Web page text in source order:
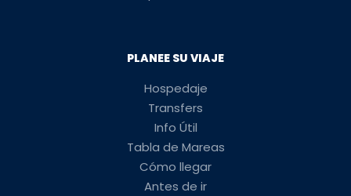
PLANEE SU VIAJE
Hospedaje
Transfers
Info Útil
Tabla de Mareas
Cómo llegar
Antes de ir